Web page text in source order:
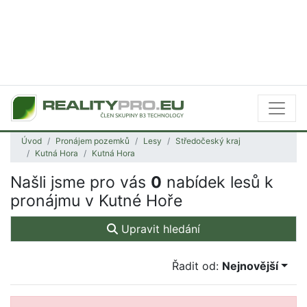
Úvod Pronájem pozemků Lesy
Středočeský kraj
Kutná Hora
Kutná Hora
Našli jsme pro vás 0 nabídek lesů k
pronájmu v Kutné Hoře
Upravit hledání
Řadit od: Nejnovější